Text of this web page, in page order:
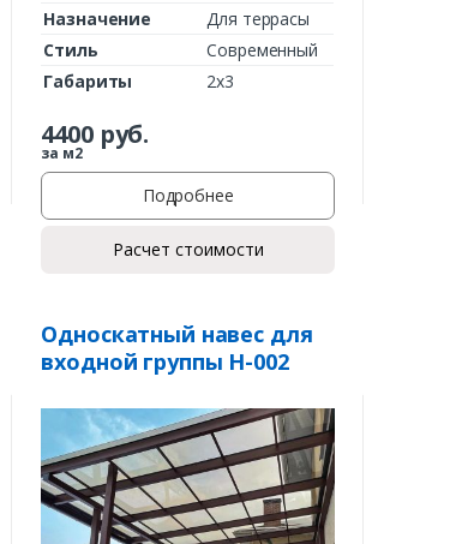
Назначение
Для террасы
Стиль
Современный
Габариты
2х3
4400руб.
за м2
Подробнее
Расчет стоимости
Односкатный навес для
входной группы Н-002